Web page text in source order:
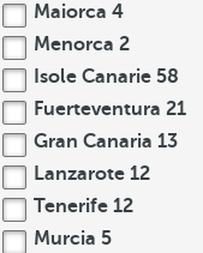
Maiorca 4
Menorca 2
Isole Canarie 58
Fuerteventura 21
Gran Canaria 13
Lanzarote 12
Tenerife 12
Murcia 5